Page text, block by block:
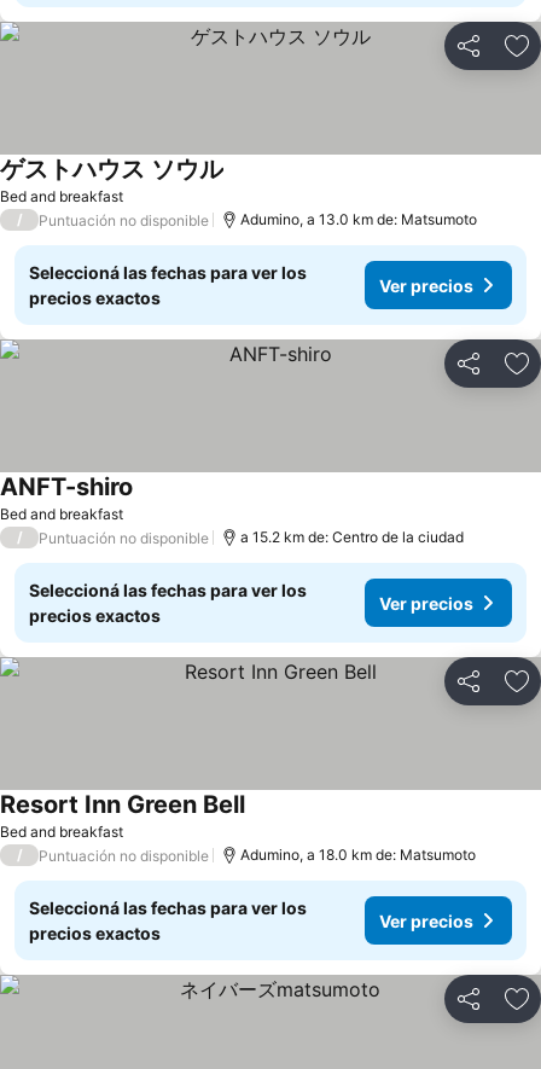
Compartir
Bed and breakfast
ゲストハウス ソウル
/ Puntuación no disponible Adumino, a 13.0 km de: Matsumoto
Seleccioná las fechas para ver los
precios exactos
Ver precios
Compartir
Bed and breakfast
ANFT-shiro
/ Puntuación no disponible a 15.2 km de: Centro de la ciudad
Seleccioná las fechas para ver los
precios exactos
Ver precios
Compartir
Bed and breakfast
Resort Inn Green Bell
/ Puntuación no disponible Adumino, a 18.0 km de: Matsumoto
Seleccioná las fechas para ver los
precios exactos
Ver precios
Compartir